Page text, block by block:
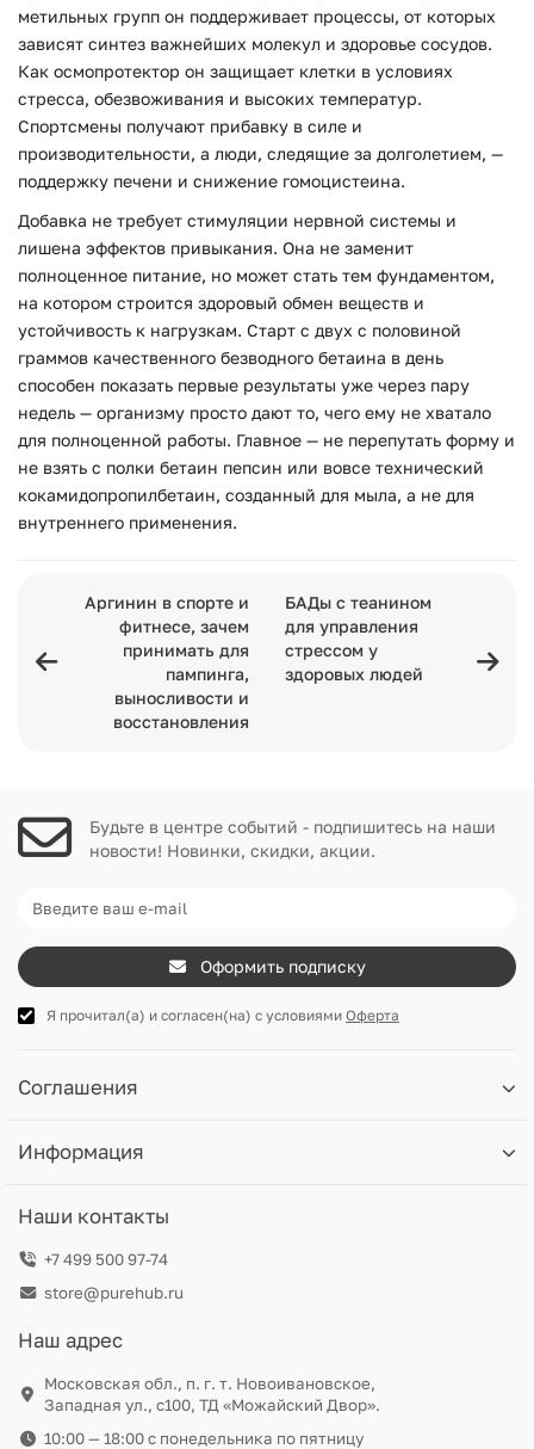
метильных групп он поддерживает процессы, от которых
зависят синтез важнейших молекул и здоровье сосудов.
Как осмопротектор он защищает клетки в условиях
стресса, обезвоживания и высоких температур.
Спортсмены получают прибавку в силе и
производительности, а люди, следящие за долголетием, —
поддержку печени и снижение гомоцистеина.
Добавка не требует стимуляции нервной системы и
лишена эффектов привыкания. Она не заменит
полноценное питание, но может стать тем фундаментом,
на котором строится здоровый обмен веществ и
устойчивость к нагрузкам. Старт с двух с половиной
граммов качественного безводного бетаина в день
способен показать первые результаты уже через пару
недель — организму просто дают то, чего ему не хватало
для полноценной работы. Главное — не перепутать форму и
не взять с полки бетаин пепсин или вовсе технический
кокамидопропилбетаин, созданный для мыла, а не для
внутреннего применения.
Аргинин в спорте и
фитнесе, зачем
принимать для
пампинга,
выносливости и
восстановления
БАДы с теанином
для управления
стрессом у
здоровых людей
Будьте в центре событий - подпишитесь на наши
новости! Новинки, скидки, акции.
Оформить подписку
Я прочитал(а) и согласен(на) с условиями Оферта
Соглашения
Информация
Наши контакты
+7 499 500 97-74
store@purehub.ru
Наш адрес
Московская обл., п. г. т. Новоивановское,
Западная ул., с100, ТД «Можайский Двор».
10:00 — 18:00 c понедельника по пятницу